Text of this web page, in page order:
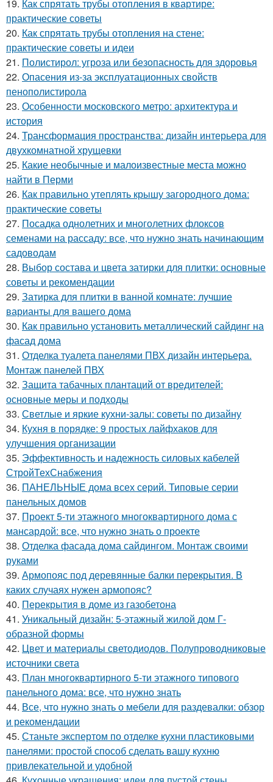
19. Как спрятать трубы отопления в квартире:
практические советы
20. Как спрятать трубы отопления на стене:
практические советы и идеи
21. Полистирол: угроза или безопасность для здоровья
22. Опасения из-за эксплуатационных свойств
пенополистирола
23. Особенности московского метро: архитектура и
история
24. Трансформация пространства: дизайн интерьера для
двухкомнатной хрущевки
25. Какие необычные и малоизвестные места можно
найти в Перми
26. Как правильно утеплять крышу загородного дома:
практические советы
27. Посадка однолетних и многолетних флоксов
семенами на рассаду: все, что нужно знать начинающим
садоводам
28. Выбор состава и цвета затирки для плитки: основные
советы и рекомендации
29. Затирка для плитки в ванной комнате: лучшие
варианты для вашего дома
30. Как правильно установить металлический сайдинг на
фасад дома
31. Отделка туалета панелями ПВХ дизайн интерьера.
Монтаж панелей ПВХ
32. Защита табачных плантаций от вредителей:
основные меры и подходы
33. Светлые и яркие кухни-залы: советы по дизайну
34. Кухня в порядке: 9 простых лайфхаков для
улучшения организации
35. Эффективность и надежность силовых кабелей
СтройТехСнабжения
36. ПАНЕЛЬНЫЕ дома всех серий. Типовые серии
панельных домов
37. Проект 5-ти этажного многоквартирного дома с
мансардой: все, что нужно знать о проекте
38. Отделка фасада дома сайдингом. Монтаж своими
руками
39. Армопояс под деревянные балки перекрытия. В
каких случаях нужен армопояс?
40. Перекрытия в доме из газобетона
41. Уникальный дизайн: 5-этажный жилой дом Г-
образной формы
42. Цвет и материалы светодиодов. Полупроводниковые
источники света
43. План многоквартирного 5-ти этажного типового
панельного дома: все, что нужно знать
44. Все, что нужно знать о мебели для раздевалки: обзор
и рекомендации
45. Станьте экспертом по отделке кухни пластиковыми
панелями: простой способ сделать вашу кухню
привлекательной и удобной